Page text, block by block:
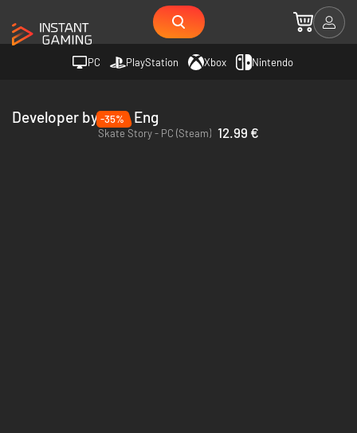
PC PlayStation Xbox Nintendo
Developer by Sam Eng
-35%
Skate Story - PC (Steam) 12.99 €